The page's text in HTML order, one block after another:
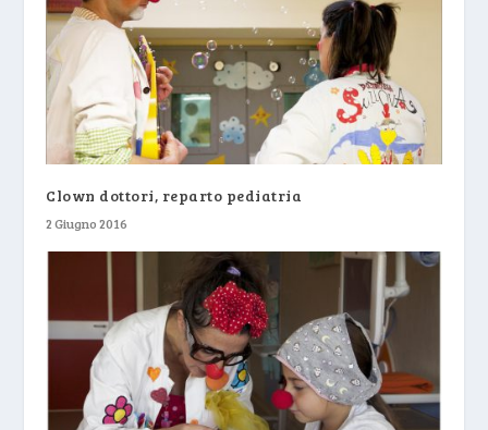
Clown dottori, reparto pediatria
2 Giugno 2016